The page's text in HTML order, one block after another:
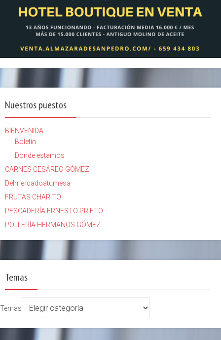
Nuestros puestos
BIENVENIDA
Boletín
Donde estamos
CARNES CESÁREO GÓMEZ
Delmercadoatumesa
FRUTAS CHARITO
PESCADERÍA ERNESTO PRIETO
POLLERÍA HERMANOS GÓMEZ
Temas
Temas